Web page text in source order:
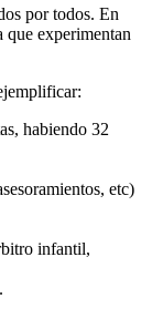
por todos. En
que experimentan
habiendo 32
etc)
infantil,